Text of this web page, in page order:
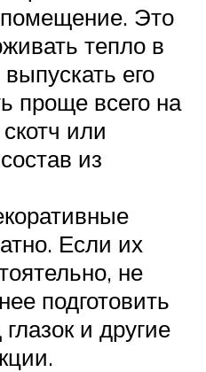
Это
тепло в
его
проще всего на
или
из
Если их
не
подготовить
и другие